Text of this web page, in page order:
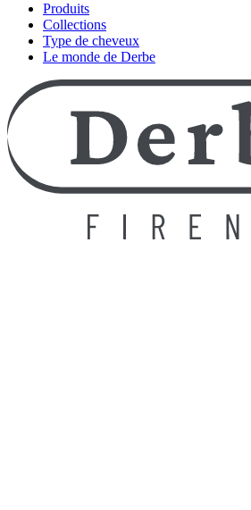
Produits
Collections
Type de cheveux
Le monde de Derbe